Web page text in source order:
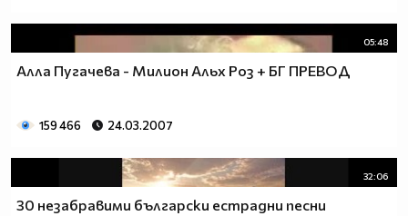
05:48
Алла Пугачева - Милион Альх Роз + БГ ПРЕВОД
159 466 24.03.2007
32:06
30 незабравими български естрадни песни